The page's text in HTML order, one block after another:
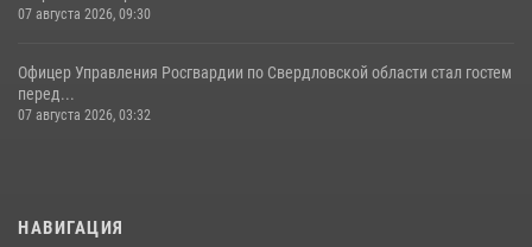
07 августа 2026, 09:30
Офицер Управления Росгвардии по Свердловской области стал гостем
перед...
07 августа 2026, 03:32
НАВИГАЦИЯ